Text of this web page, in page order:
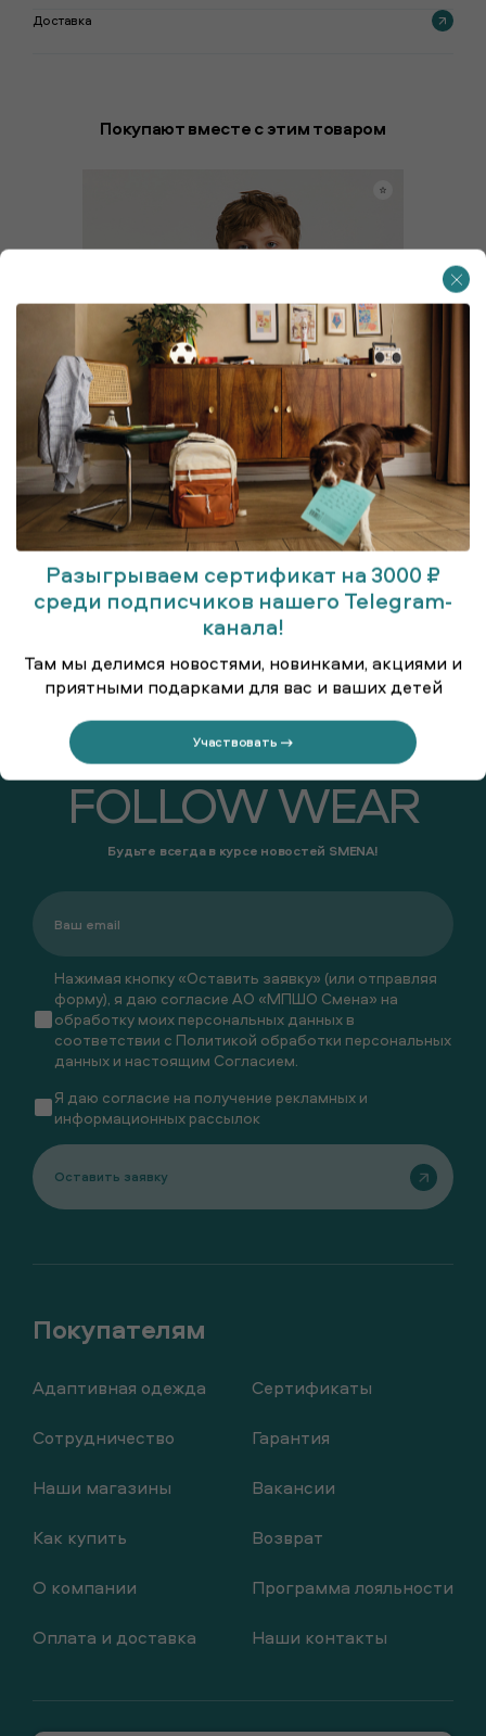
Доставка
Покупают вместе с этим товаром
Сорочка свободного кроя
Адаптивная одежда
Сотрудничество
Наши магазины
Как купить
О компании
Оплата и доставка
Сертификаты
Гарантия
Вакансии
Возврат
Программа лояльности
Наши контакты
FOLLOW WEAR
Будьте всегда в курсе новостей SMENA!
Нажимая кнопку «Оставить заявку» (или отправляя
форму), я даю согласие АО «МПШО Смена» на
обработку моих персональных данных в
соответствии с Политикой обработки персональных
данных и настоящим Согласием.
Я даю согласие на получение рекламных и
информационных рассылок
Оставить заявку
Разыгрываем сертификат на 3000 ₽
среди подписчиков нашего Telegram-
канала!
Там мы делимся новостями, новинками, акциями и
приятными подарками для вас и ваших детей
Участвовать →